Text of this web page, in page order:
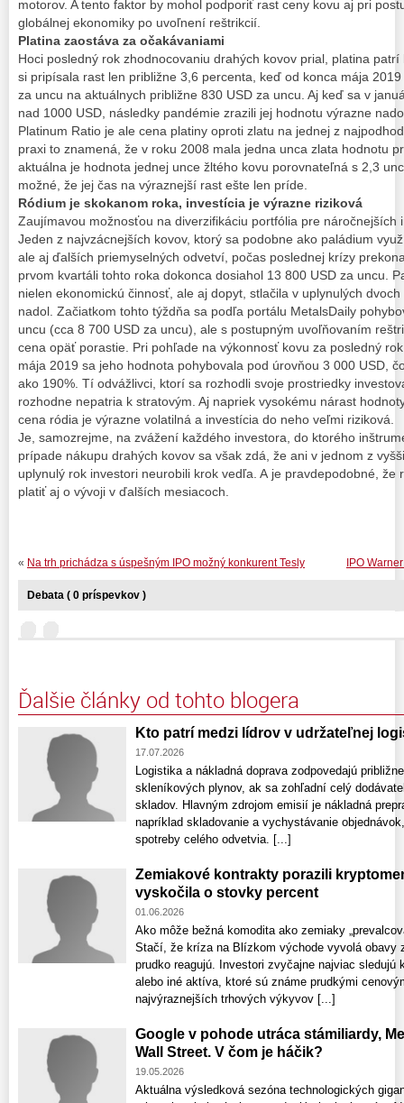
motorov. A tento faktor by mohol podporiť rast ceny kovu aj pri
globálnej ekonomiky po uvoľnení reštrikcií.
Platina zaostáva za očakávaniami
Hoci posledný rok zhodnocovaniu drahých kovov prial, platina
si pripísala rast len ​​približne 3,6 percenta, keď od konca mája
za uncu na aktuálnych približne 830 USD za uncu. Aj keď sa v
nad 1000 USD, následky pandémie zrazili jej hodnotu výrazne
Platinum Ratio je ale cena platiny oproti zlatu na jednej z
praxi to znamená, že v roku 2008 mala jedna unca zlata hodnotu
aktuálna je hodnota jednej unce žltého kovu porovnateľná s 2,3
možné, že jej čas na výraznejší rast ešte len príde.
Ródium je skokanom roka, investícia je výrazne riziková
Zaujímavou možnosťou na diverzifikáciu portfólia pre náročnejších
Jeden z najvzácnejších kovov, ktorý sa podobne ako paládium
ale aj ďalších priemyselných odvetví, počas poslednej krízy
prvom kvartáli tohto roka dokonca dosiahol 13 800 USD za uncu.
nielen ekonomickú činnosť, ale aj dopyt, stlačila v uplynulých
nadol. Začiatkom tohto týždňa sa podľa portálu MetalsDaily
uncu (cca 8 700 USD za uncu), ale s postupným uvoľňovaním
cena opäť porastie. Pri pohľade na výkonnosť kovu za posledný
mája 2019 sa jeho hodnota pohybovala pod úrovňou 3 000 USD,
ako 190%. Tí odvážlivci, ktorí sa rozhodli svoje prostriedky
rozhodne nepatria k stratovým. Aj napriek vysokému nárast
cena ródia je výrazne volatilná a investícia do neho veľmi riziková.
Je, samozrejme, na zvážení každého investora, do ktorého
prípade nákupu drahých kovov sa však zdá, že ani v jednom z
uplynulý rok investori neurobili krok vedľa. A je pravdepodobné, že
platiť aj o vývoji v ďalších mesiacoch.
IPO
« Na trh prichádza s úspešným IPO možný konkurent Tesly
Debata ( 0 príspevkov )
Ďalšie články od tohto blogera
Kto patrí medzi lídrov v udržateľnej
17.07.2026
Logistika a nákladná doprava zodpovedajú
skleníkových plynov, ak sa zohľadní celý
skladov. Hlavným zdrojom emisií je nákladná
napríklad skladovanie a vychystávanie
spotreby celého odvetvia. [...]
Zemiakové kontrakty porazili
vyskočila o stovky percent
01.06.2026
Ako môže bežná komodita ako zemiaky
Stačí, že kríza na Blízkom východe vyvolá obavy
prudko reagujú. Investori zvyčajne najviac sledujú
alebo iné aktíva, ktoré sú známe prudkými
najvýraznejších trhových výkyvov [...]
Google v pohode utráca stámiliardy,
Wall Street. V čom je háčik?
19.05.2026
Aktuálna výsledková sezóna technologických